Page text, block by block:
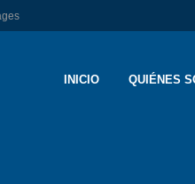
INICIO QUIÉNES